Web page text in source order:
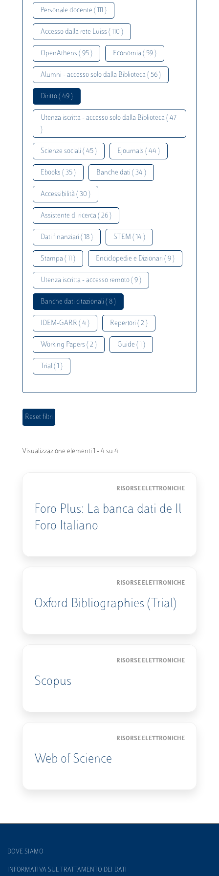
Personale docente ( 111 )
Accesso dalla rete Luiss ( 110 )
OpenAthens ( 95 ) Economia ( 59 )
Alumni - accesso solo dalla Biblioteca ( 56 )
Diritto ( 49 )
Utenza iscritta - accesso solo dalla Biblioteca ( 47
)
Scienze sociali ( 45 ) Ejournals ( 44 )
Ebooks ( 35 ) Banche dati ( 34 )
Accessibilità ( 30 )
Assistente di ricerca ( 26 )
Dati finanziari ( 18 ) STEM ( 14 )
Stampa ( 11 ) Enciclopedie e Dizionari ( 9 )
Utenza iscritta - accesso remoto ( 9 )
Banche dati citazionali ( 8 )
IDEM-GARR ( 4 ) Repertori ( 2 )
Working Papers ( 2 ) Guide ( 1 )
Trial ( 1 )
Visualizzazione elementi 1 - 4 su 4
RISORSE ELETTRONICHE
Foro Plus: La banca dati de Il
Foro Italiano
RISORSE ELETTRONICHE
Oxford Bibliographies (Trial)
RISORSE ELETTRONICHE
Scopus
RISORSE ELETTRONICHE
Web of Science
DOVE SIAMO
INFORMATIVA SUL TRATTAMENTO DEI DATI